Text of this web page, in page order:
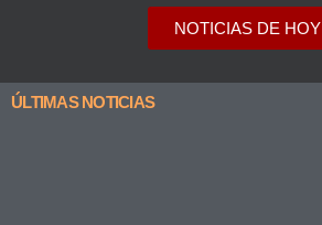
NOTICIAS DE HOY
ÚLTIMAS NOTICIAS